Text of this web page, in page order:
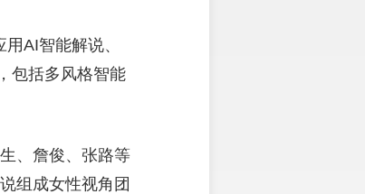
AI智能解说、
包括多风格智能
、詹俊、张路等
组成女性视角团